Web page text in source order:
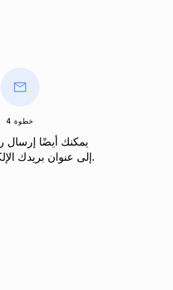
خطوة 4
يمكنك أيضًا إرسال
TEX إلى عنوان بريدك الإلكتروني.